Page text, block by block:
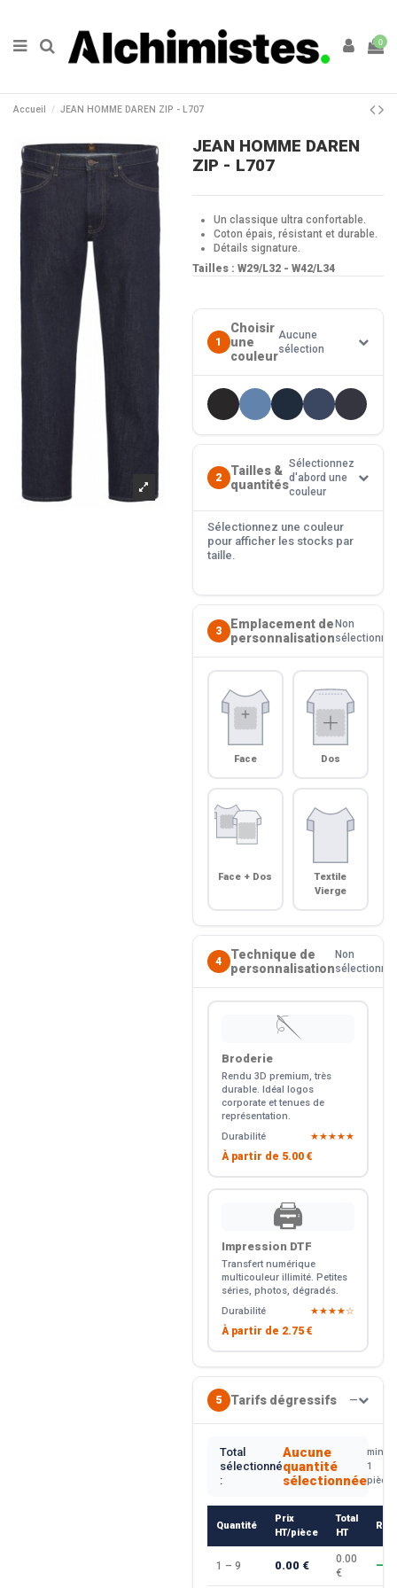
0
Accueil JEAN HOMME DAREN ZIP - L707
JEAN HOMME DAREN
ZIP - L707
Un classique ultra confortable.
Coton épais, résistant et durable.
Détails signature.
Tailles : W29/L32 - W42/L34
1
Choisir
une
couleur
Aucune
sélection
2
Tailles &
quantités
Sélectionnez
d'abord une
couleur
Sélectionnez une couleur
pour afficher les stocks par
taille.
3
Emplacement de
personnalisation
Non
sélectionné
Face Dos
Face + Dos
Textile
Vierge
4
Technique de
personnalisation
Non
sélectionné
🪡
Broderie
Rendu 3D premium, très
durable. Idéal logos
corporate et tenues de
représentation.
Durabilité
★★★★★
À partir de 5.00 €
🖨️
Impression DTF
Transfert numérique
multicouleur illimité. Petites
séries, photos, dégradés.
Durabilité
★★★★☆
À partir de 2.75 €
5 Tarifs dégressifs —
Total
sélectionné
:
Aucune
quantité
sélectionnée
min.
1
pièce
Quantité
Prix
HT/pièce
Total
HT
1 – 9 0.00 €
0.00
€
—